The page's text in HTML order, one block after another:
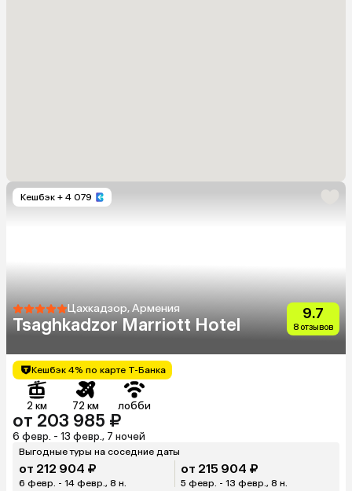
Кешбэк + 4 079
Цахкадзор, Армения
Tsaghkadzor Marriott Hotel
9.7
8 отзывов
Кешбэк 4% по карте Т-Банка
2 км 72 км лобби
от 203 985 ₽
6 февр. - 13 февр., 7 ночей
Выгодные туры на соседние даты
от 212 904 ₽
6 февр. - 14 февр., 8 н.
от 215 904 ₽
5 февр. - 13 февр., 8 н.